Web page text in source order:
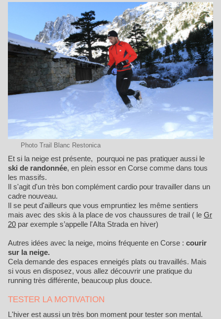
Photo Trail Blanc Restonica
Et si la neige est présente, pourquoi ne pas pratiquer aussi le
ski de randonnée, en plein essor en Corse comme dans tous
les massifs.
Il s'agit d'un très bon complément cardio pour travailler dans un
cadre nouveau.
Il se peut d'ailleurs que vous empruntiez les même sentiers
mais avec des skis à la place de vos chaussures de trail ( le Gr
20 par exemple s’appelle l'Alta Strada en hiver)
Autres idées avec la neige, moins fréquente en Corse : courir
sur la neige.
Cela demande des espaces enneigés plats ou travaillés. Mais
si vous en disposez, vous allez découvrir une pratique du
running très différente, beaucoup plus douce.
TESTER LA MOTIVATION
L'hiver est aussi un très bon moment pour tester son mental.